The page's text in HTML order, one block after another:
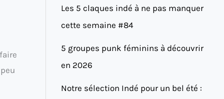
Les 5 claques indé à ne pas manquer
cette semaine #84
5 groupes punk féminins à découvrir
en 2026
Notre sélection Indé pour un bel été :